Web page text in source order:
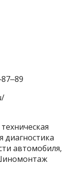
автомобиля,